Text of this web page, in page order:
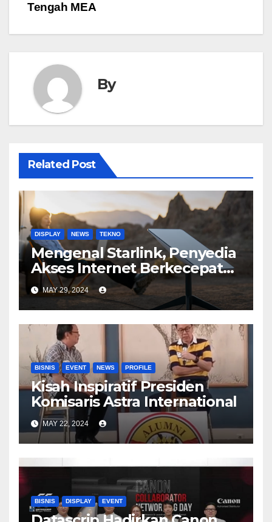
Tengah MEA
By
Related Post
DISPLAY NEWS TEKNO
Mengenal Starlink, Penyedia
Akses Internet Berkecepatan
Tinggi
MAY 29, 2024
BISNIS EVENT NEWS PROFILE
Kisah Inspiratif Presiden
Komisaris Astra International
MAY 22, 2024
BISNIS DISPLAY EVENT